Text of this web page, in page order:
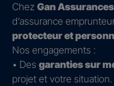
Chez Gan Assurances
d’assurance
protecteur et
Nos engagements :
• Des garanties sur
projet et votre situation.